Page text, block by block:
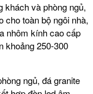
khách và phòng ngủ,
cho toàn bộ ngôi nhà,
nhôm kính cao cấp
khoảng 250-300
ngủ, đá granite